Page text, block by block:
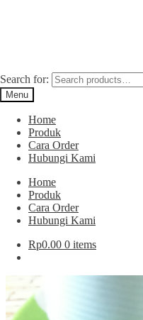
Search for:
Menu
Home
Produk
Cara Order
Hubungi Kami
Home
Produk
Cara Order
Hubungi Kami
Rp0.00 0 items